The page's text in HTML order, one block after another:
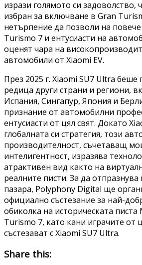
изрази голямото си задоволство,
избран за включване в Gran
нетърпение да позволи на
Turismo 7 и ентусиасти на
оценят чара на
автомобили от Xiaomi EV.
През 2025 г. Xiaomi SU7 Ultra беше
редица други страни и региони,
Испания, Сингапур, Япония и
признание от автомобилни
ентусиасти от цял свят. Докато
глобалната си стратегия, този
производителност, съчетаващ
интелигентност, изразява
атрактивен вид както на
реалните писти. За да отпразнува
пазара, Polyphony Digital ще
официално състезание за най-
обиколка на историческата
Turismo 7, като кани играчите от
състезават с Xiaomi SU7 Ultra.
Share this: